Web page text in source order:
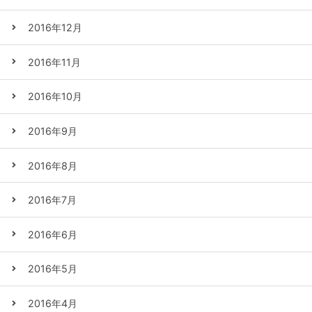
2016年12月
2016年11月
2016年10月
2016年9月
2016年8月
2016年7月
2016年6月
2016年5月
2016年4月